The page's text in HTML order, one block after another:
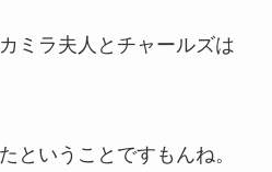
ミラ夫人とチャールズは
ということですもんね。